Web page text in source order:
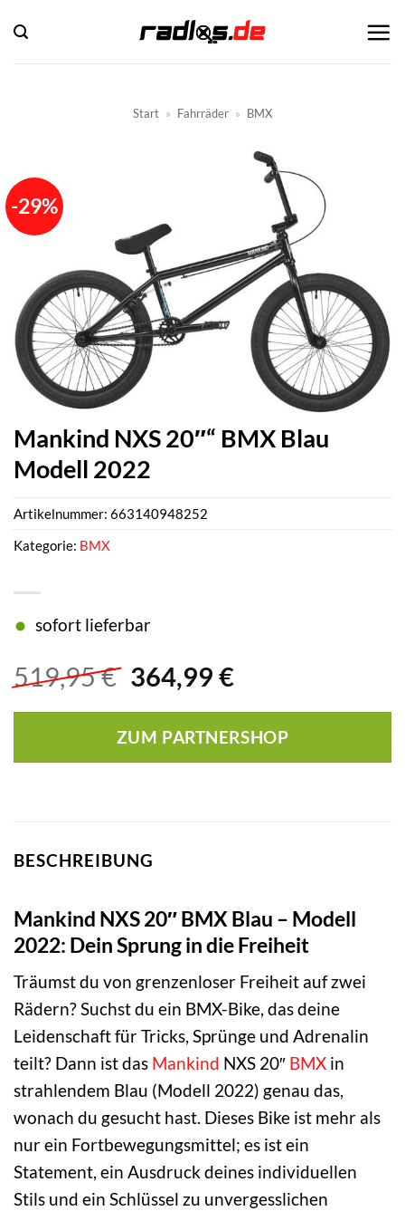
Inhalt
springen
Start » Fahrräder » BMX
-29%
Mankind NXS 20″“ BMX Blau
Modell 2022
519,95€ Ursprünglicher
war:
519,95 €
364,99 €Aktueller
ist:
364,99 €.
sofort lieferbar
ZUM PARTNERSHOP
Artikelnummer: 663140948252
Kategorie: BMX
BESCHREIBUNG
Mankind NXS 20″ BMX Blau – Modell
2022: Dein Sprung in die Freiheit
Träumst du von grenzenloser Freiheit auf zwei
Rädern? Suchst du ein BMX-Bike, das deine
Leidenschaft für Tricks, Sprünge und Adrenalin
teilt? Dann ist das Mankind NXS 20″ BMX in
strahlendem Blau (Modell 2022) genau das,
wonach du gesucht hast. Dieses Bike ist mehr als
nur ein Fortbewegungsmittel; es ist ein
Statement, ein Ausdruck deines individuellen
Stils und ein Schlüssel zu unvergesslichen